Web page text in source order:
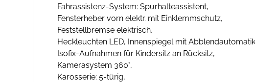
Fahrassistenz-System: Spurhalteassistent,
Fensterheber vorn elektr. mit Einklemmschutz,
Feststellbremse elektrisch,
Heckleuchten LED, Innenspiegel mit
Isofix-Aufnahmen für Kindersitz an Rücksitz,
Kamerasystem 360°,
Karosserie: 5-türig,